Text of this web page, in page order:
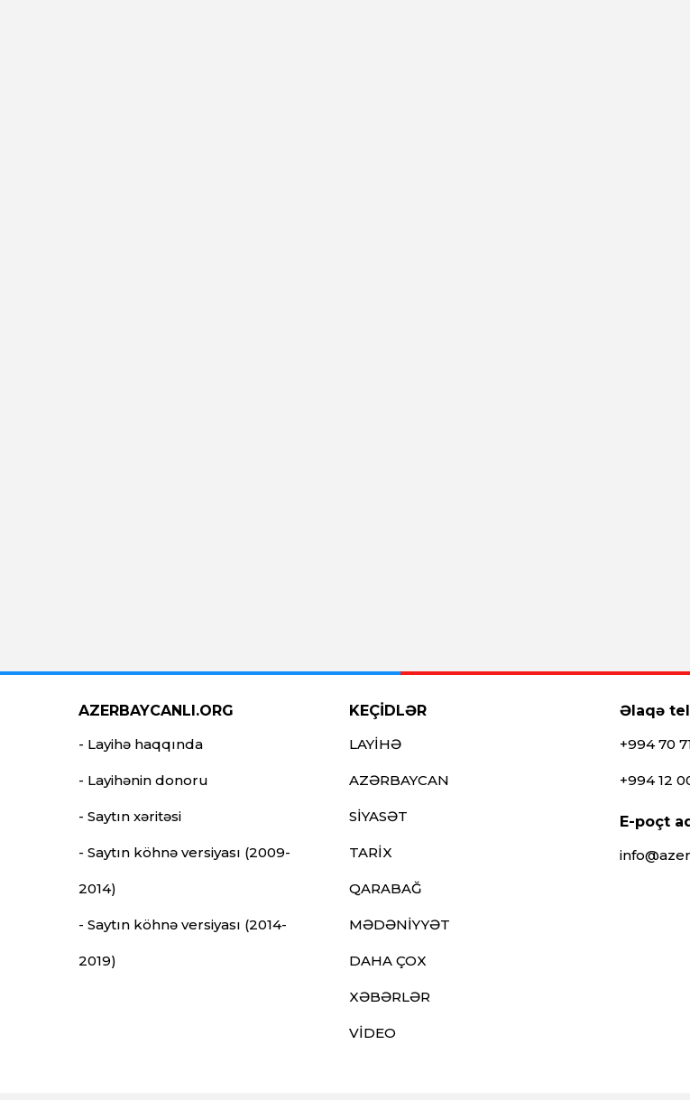
AZERBAYCANLI.ORG
- Layihə haqqında
- Layihənin donoru
- Saytın xəritəsi
- Saytın köhnə versiyası (2009-
2014)
- Saytın köhnə versiyası (2014-
2019)
KEÇİDLƏR
LAYİHƏ
AZƏRBAYCAN
SİYASƏT
TARİX
QARABAĞ
MƏDƏNİYYƏT
DAHA ÇOX
XƏBƏRLƏR
VİDEO
Əlaqə
+994 70
+994 12
E-poçt